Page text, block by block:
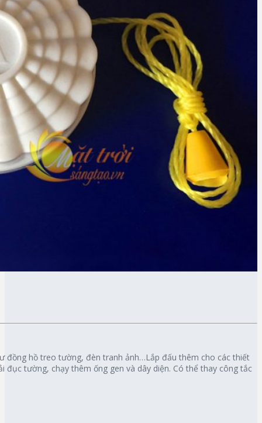
đồng hồ treo tường, đèn tranh ảnh…Lắp đấu thêm cho các thiết
tường, chạy thêm ống gen và dây diện. Có thể thay công tắc